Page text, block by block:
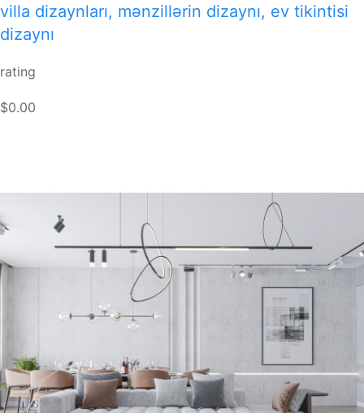
villa dizaynları, mənzillərin dizaynı, ev tikintisi
dizaynı
rating
$0.00